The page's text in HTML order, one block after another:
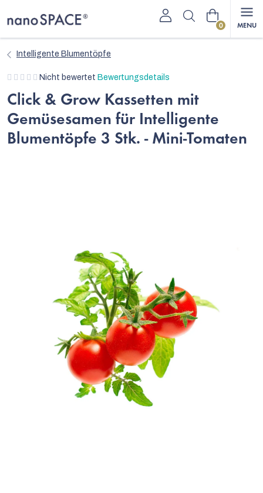
Inhalt
Warenkorb
Intelligente Blumentöpfe
Die
Produktbewertung
ist
von
Nicht bewertet Bewertungsdetails
Click & Grow Kassetten mit
Gemüsesamen für Intelligente
Blumentöpfe 3 Stk. - Mini-Tomaten